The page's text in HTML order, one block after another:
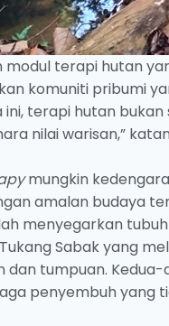
modul terapi hutan
komuniti pribumi
terapi hutan
nilai warisan,”
mungkin
amalan budaya
menyegarkan
Sabak yang
dan tumpuan.
penyembuh yang